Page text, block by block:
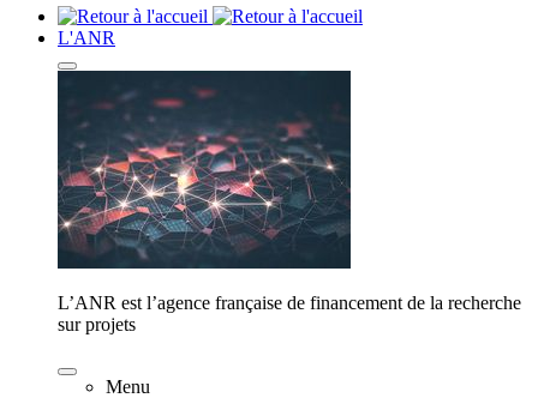
L'ANR
L’ANR est l’agence française de financement de la recherche
sur projets
Menu